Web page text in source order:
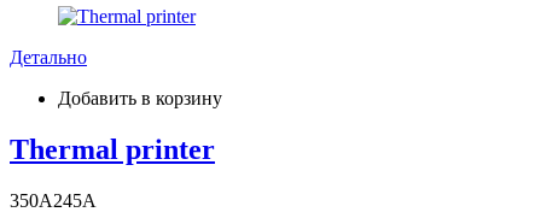
Детально
Добавить в корзину
Thermal printer
350A245A